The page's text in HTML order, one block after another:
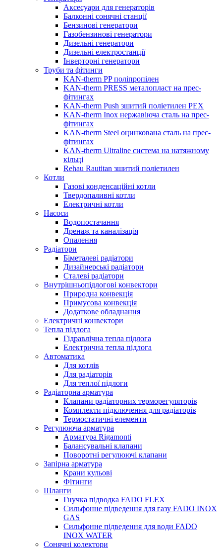
Аксесуари для генераторів
Балконні сонячні станції
Бензинові генератори
Газобензинові генератори
Дизельні генератори
Дизельні електростанції
Інверторні генератори
Труби та фітинги
KAN-therm PP поліпропілен
KAN-therm PRESS металопласт на прес-
фітингах
KAN-therm Push зшитий поліетилен PEX
KAN-therm Inox нержавіюча сталь на прес-
фітингах
KAN-therm Steel оцинкована сталь на прес-
фітингах
KAN-therm Ultraline система на натяжному
кільці
Rehau Rautitan зшитий поліетилен
Котли
Газові конденсаційні котли
Твердопаливні котли
Електричні котли
Насоси
Водопостачання
Дренаж та каналізація
Опалення
Радіатори
Біметалеві радіатори
Дизайнерські радіатори
Сталеві радіатори
Внутрішньопідлогові конвектори
Природна конвекція
Примусова конвекція
Додаткове обладнання
Електричні конвектори
Тепла підлога
Гідравлічна тепла підлога
Електрична тепла підлога
Автоматика
Для котлів
Для радіаторів
Для теплої підлоги
Радіаторна арматура
Клапани радіаторних терморегуляторів
Комплекти підключення для радіаторів
Термостатичні елементи
Регулююча арматура
Арматура Rigamonti
Балансувальні клапани
Поворотні регулюючі клапани
Запірна арматура
Крани кульові
Фітинги
Шланги
Гнучка підводка FADO FLEX
Сильфонне підведення для газу FADO INOX
GAS
Сильфонне підведення для води FADO
INOX WATER
Сонячні колектори